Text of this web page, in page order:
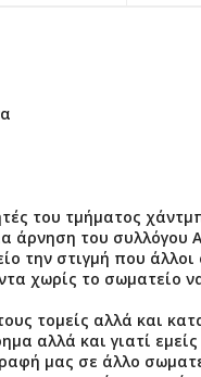
του τμήματος
άρνηση του
την στιγμή που
χωρίς το σωματείο
τομείς αλλά και
αλλά και γιατί
μας σε άλλο